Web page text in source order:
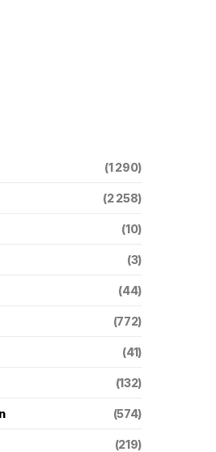
(1 290)
(2 258)
(10)
(3)
(44)
(772)
(41)
(132)
(574)
(219)